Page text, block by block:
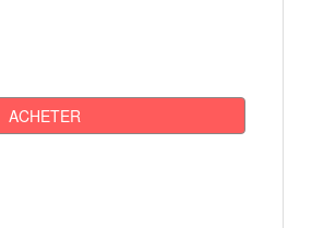
ACHETER